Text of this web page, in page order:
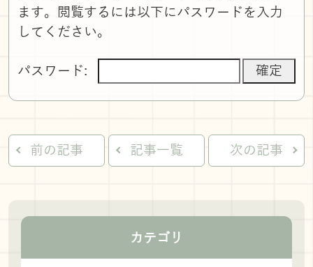
ます。閲覧するには以下にパスワードを入力
してください。
パスワード:
前の記事 記事一覧 次の記事
カテゴリ